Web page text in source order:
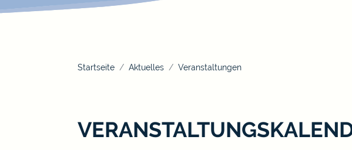
Startseite Aktuelles Veranstaltungen